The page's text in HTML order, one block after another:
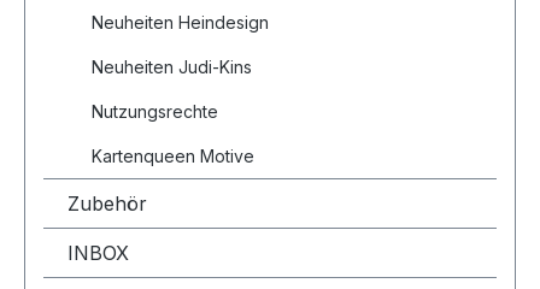
Neuheiten Heindesign
Neuheiten Judi-Kins
Nutzungsrechte
Kartenqueen Motive
Zubehör
INBOX